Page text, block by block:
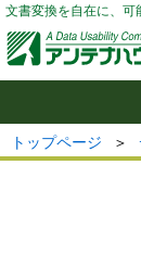
文書変換を自在に、可
トップページ ＞